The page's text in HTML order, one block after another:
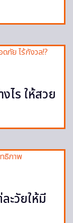
ไร ให้สวย
ะวัยให้มี